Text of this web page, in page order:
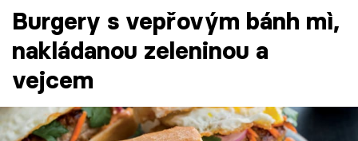
Témata
Recepty
Burgery s vepřovým bánh mì,
nakládanou zeleninou a
vejcem